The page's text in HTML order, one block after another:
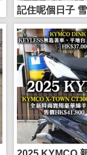
記住呢個日子
月22日至2...